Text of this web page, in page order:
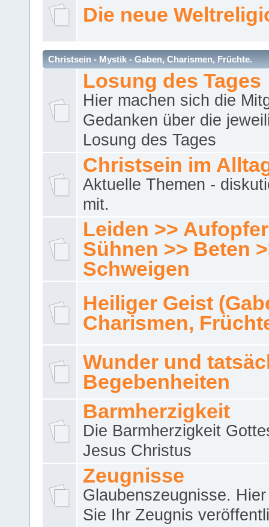
Die neue
Christsein - Mystik - Gaben, Charismen, Früchte.
Losung des Tages
Hier machen sich die
Gedanken über die
Losung des Tages
Christsein im
Aktuelle Themen -
mit.
Leiden >>
Sühnen >> Beten
Schweigen
Heiliger Geist
Charismen,
Wunder und
Begebenheiten
Barmherzigkeit
Die Barmherzigkeit
Jesus Christus
Zeugnisse
Glaubenszeugnisse.
Sie Ihr Zeugnis